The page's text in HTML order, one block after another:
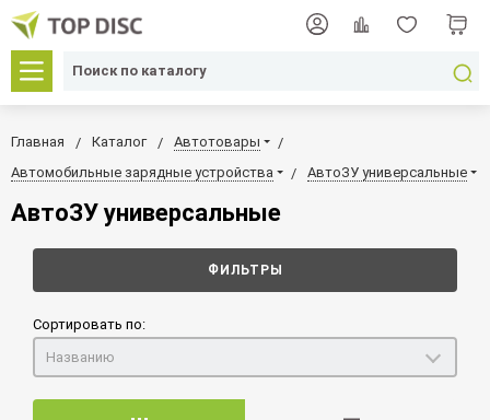
Главная Каталог
Автотовары
Автомобильные зарядные устройства
АвтоЗУ универсальные
АвтоЗУ универсальные
ФИЛЬТРЫ
Сортировать по:
Названию